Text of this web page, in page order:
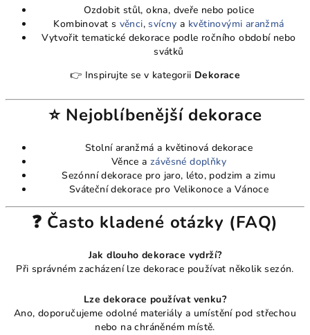
Ozdobit stůl, okna, dveře nebo police
Kombinovat s věnci,svícny a květinovými aranžmá
Vytvořit tematické dekorace podle ročního období nebo
svátků
👉 Inspirujte se v kategorii Dekorace
⭐ Nejoblíbenější dekorace
Stolní aranžmá a květinová dekorace
Věnce azávěsné doplňky
Sezónní dekorace pro jaro, léto, podzim a zimu
Sváteční dekorace pro Velikonoce a Vánoce
❓ Často kladené otázky (FAQ)
Jak dlouho dekorace vydrží?
Při správném zacházení lze dekorace používat několik sezón.
Lze dekorace používat venku?
Ano, doporučujeme odolné materiály a umístění pod střechou
nebo na chráněném místě.